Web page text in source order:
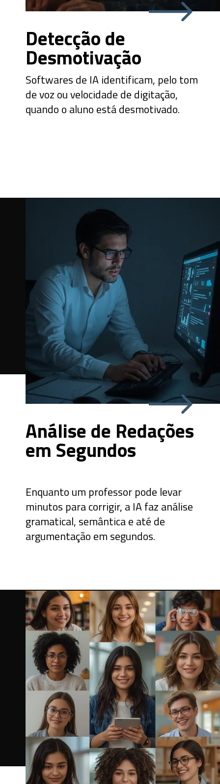
Softwares de IA identificam, pelo tom
de voz ou velocidade de digitação,
quando o aluno está desmotivado.
Detecção de
Desmotivação
Enquanto um professor pode levar
minutos para corrigir, a IA faz análise
gramatical, semântica e até de
argumentação em segundos.
Análise de Redações
em Segundos